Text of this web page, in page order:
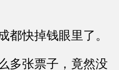
快掉钱眼里了。
张票子，竟然没